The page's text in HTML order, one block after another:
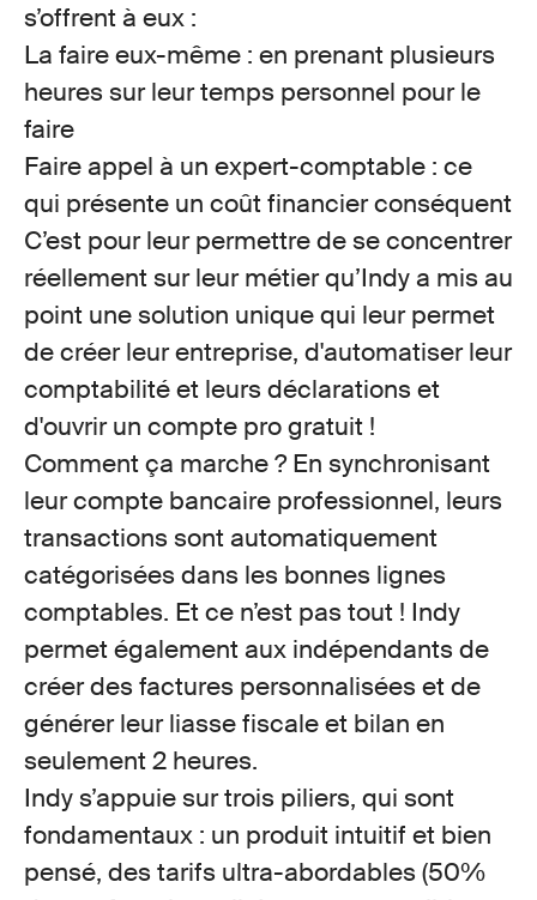
s’offrent à eux :
La faire eux-même : en prenant plusieurs
heures sur leur temps personnel pour le
faire
Faire appel à un expert-comptable : ce
qui présente un coût financier conséquent
C’est pour leur permettre de se concentrer
réellement sur leur métier qu’Indy a mis au
point une solution unique qui leur permet
de créer leur entreprise, d'automatiser leur
comptabilité et leurs déclarations et
d'ouvrir un compte pro gratuit !
Comment ça marche ? En synchronisant
leur compte bancaire professionnel, leurs
transactions sont automatiquement
catégorisées dans les bonnes lignes
comptables. Et ce n’est pas tout ! Indy
permet également aux indépendants de
créer des factures personnalisées et de
générer leur liasse fiscale et bilan en
seulement 2 heures.
Indy s’appuie sur trois piliers, qui sont
fondamentaux : un produit intuitif et bien
pensé, des tarifs ultra-abordables (50%